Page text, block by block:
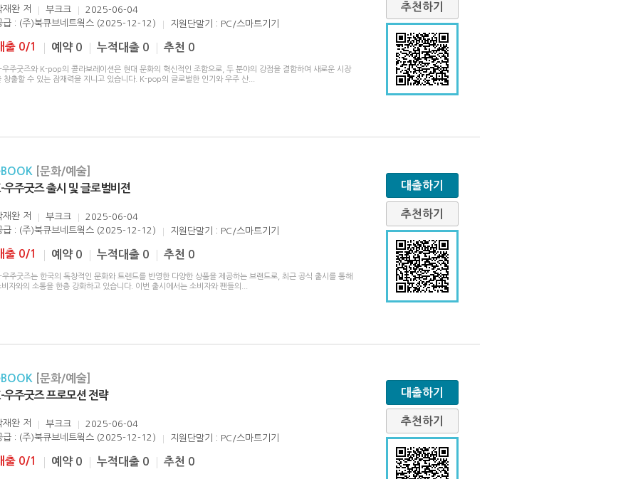
재완 저 부크크
2025-06-04
급 : (주)북큐브네트웍스 (2025-12-12)
지원단말기 : PC/스마트기기
출 0/1 예약 0 누적대출 0 추천 0
우주굿즈와 K-pop의 콜라보레이션은 현대 문화의 혁신적인 조합으로, 두 분야의 강점을 결합하여 새로운 시장
창출할 수 있는 잠재력을 지니고 있습니다. K-pop의 글로벌한 인기와 우주 산...
추천하기
[문화/예술]
우주굿즈 출시 및 글로벌비젼
재완 저 부크크
2025-06-04
급 : (주)북큐브네트웍스 (2025-12-12)
지원단말기 : PC/스마트기기
출 0/1 예약 0 누적대출 0 추천 0
우주굿즈는 한국의 독창적인 문화와 트렌드를 반영한 다양한 상품을 제공하는 브랜드로, 최근 공식 출시를 통해
비자와의 소통을 한층 강화하고 있습니다. 이번 출시에서는 소비자와 팬들의
대출하기
추천하기
[문화/예술]
우주굿즈 프로모션 전략
재완 저 부크크
2025-06-04
급 : (주)북큐브네트웍스 (2025-12-12)
지원단말기 : PC/스마트기기
출 0/1 예약 0 누적대출 0 추천 0
대출하기
추천하기